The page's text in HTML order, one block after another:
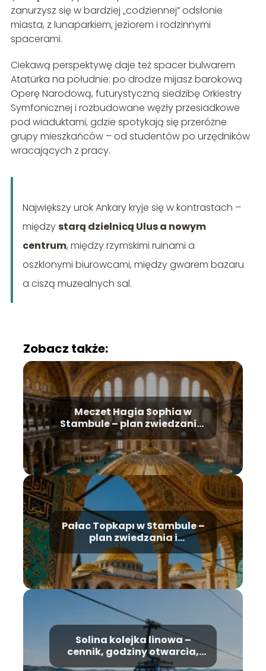
zanurzysz się w bardziej „codziennej” odsłonie
miasta, z lunaparkiem, jeziorem i rodzinnymi
spacerami.
Ciekawą perspektywę daje też spacer bulwarem
Atatürka na południe: po drodze mijasz barokową
Operę Narodową, futurystyczną siedzibę Orkiestry
Symfonicznej i rozbudowane węzły przesiadkowe
pod wiaduktami, gdzie spotykają się przeróżne
grupy mieszkańców – od studentów po urzędników
wracających z pracy.
Największy urok Ankary kryje się w kontrastach –
międzystarą dzielnicą Ulus a nowym
centrum, między rzymskimi ruinami a
oszklonymi biurowcami, między gwarem bazaru
a ciszą muzealnych sal.
Zobacz także:
Meczet Hagia Sophia w
Stambule – plan zwiedzania,
historia, bilety
Pałac Topkapı w Stambule –
plan zwiedzania i
najważniejsze atrakcje
Solina kolejka linowa –
cennik, godziny otwarcia,
informacje